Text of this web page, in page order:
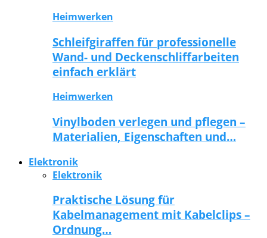
Heimwerken
Schleifgiraffen für professionelle
Wand- und Deckenschliffarbeiten
einfach erklärt
Heimwerken
Vinylboden verlegen und pflegen –
Materialien, Eigenschaften und…
Elektronik
Elektronik
Praktische Lösung für
Kabelmanagement mit Kabelclips –
Ordnung…